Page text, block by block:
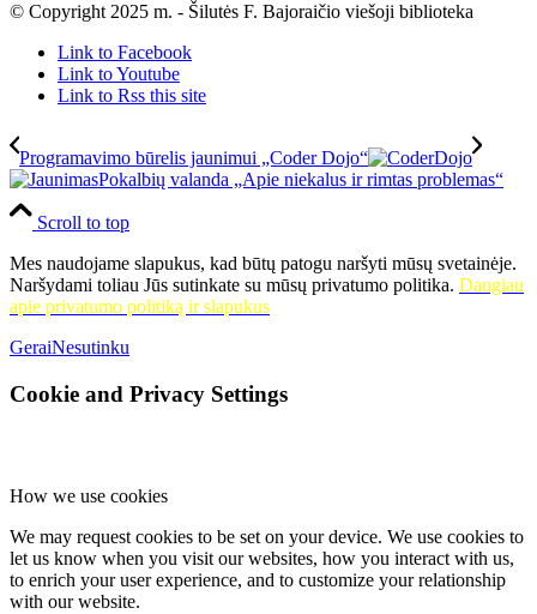
© Copyright 2025 m. - Šilutės F. Bajoraičio viešoji biblioteka
Link to Facebook
Link to Youtube
Link to Rss this site
Programavimo būrelis jaunimui „Coder Dojo“
Pokalbių valanda „Apie niekalus ir rimtas problemas“
Scroll to top
Mes naudojame slapukus, kad būtų patogu naršyti mūsų svetainėje.
Naršydami toliau Jūs sutinkate su mūsų privatumo politika. Daugiau
apie privatumo politiką ir slapukus
GeraiNesutinku
Cookie and Privacy Settings
How we use cookies
We may request cookies to be set on your device. We use cookies to
let us know when you visit our websites, how you interact with us,
to enrich your user experience, and to customize your relationship
with our website.